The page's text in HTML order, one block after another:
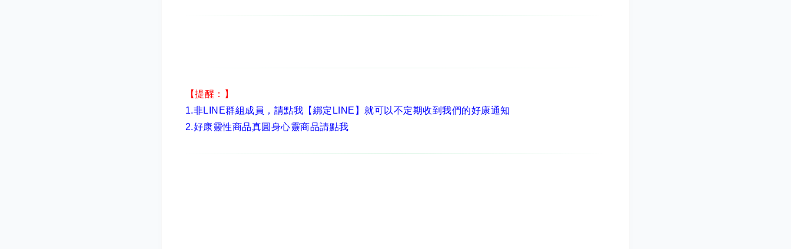
【提醒：】
1.非LINE群組成員， 請點我【綁定LINE】 就可以不定期收到我們的好康通知
2.好康靈性商品真圓身心靈商品請點我